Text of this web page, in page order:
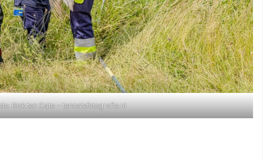
Rick ten Cate – tencatefotografie.nl